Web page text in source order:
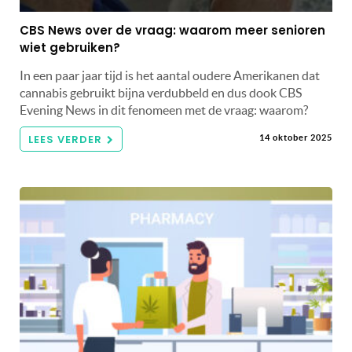
CBS News over de vraag: waarom meer senioren
wiet gebruiken?
In een paar jaar tijd is het aantal oudere Amerikanen dat
cannabis gebruikt bijna verdubbeld en dus dook CBS
Evening News in dit fenomeen met de vraag: waarom?
LEES VERDER 14 oktober 2025